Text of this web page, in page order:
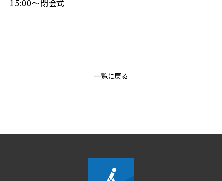
15:00～閉会式
一覧に戻る